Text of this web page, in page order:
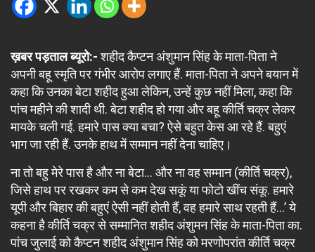
ख़बर पड़ताल ब्यूरो:-शहीद कैप्टन अंशुमान सिंह के माता-पिता ने
अपनी बहू स्मृति पर गंभीर आरोप लगाए हैं. माता-पिता ने अपने बयान में
कहा कि उनका बेटा शहीद हुआ लेकिन, उन्हें कुछ नहीं मिला, कहा कि
पांच महीने की शादी थी. बेटा शहीद हो गया और बहू कीर्ति चक्र लेकर
मायके चली गई. हमारे पास क्या बचा? ऐसे बहुत केस आ रहे हैं. बहुएं
भाग जा रही हैं. उनके हाथ में सम्मान नहीं देना चाहिए।
ना तो बहु मेरे पास है और ना बेटा… और ना वह सम्मान (कीर्ति चक्र),
जिसे हाथ पर रखकर कम से कम देख सकूं या फोटो खींच संकू. हमारे
यूपी और बिहार की बहुएं ऐसी नहीं होती हैं, वह हमारे साथ रहती हैं…’ ये
कहना है कीर्ति चक्र से सम्मानित शहीद अंशुमन सिंह के माता-पिता का.
पांच जुलाई को कैप्टन शहीद अंशुमान सिंह को मरणोपरांत कीर्ति चक्र